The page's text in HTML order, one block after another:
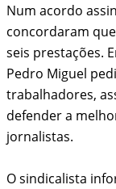
Num acordo
concordaram
seis prestações.
Pedro Miguel
trabalhadores,
defender a
jornalistas.
O sindicalista